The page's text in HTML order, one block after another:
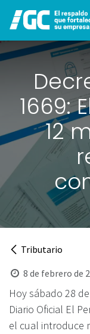
1669:
12
Tributario
8 de febrero de
Hoy sábado 28
Diario Oficial El
el cual introduce